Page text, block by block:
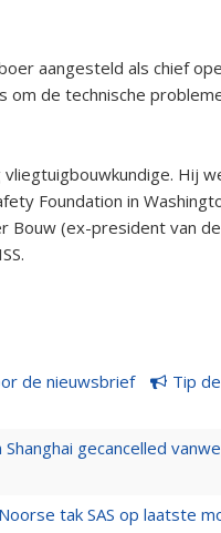
aangesteld als chief
om de technische
Hij
Foundation in
(ex-president van
de nieuwsbrief Tip
gecancelled
tak SAS op laatste